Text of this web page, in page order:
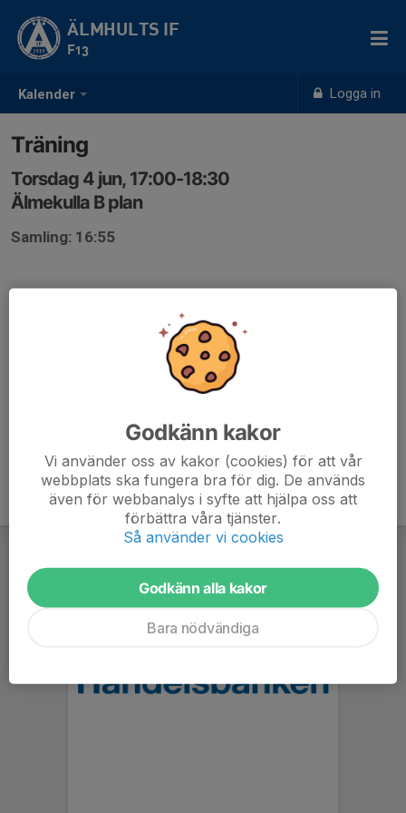
Kalender Logga in
ÄLMHULTS IF
F13
Träning
Torsdag 4 jun, 17:00-18:30
Älmekulla B plan
Samling: 16:55
Godkänn kakor
Vi använder oss av kakor (cookies) för att vår
webbplats ska fungera bra för dig. De används
även för webbanalys i syfte att hjälpa oss att
förbättra våra tjänster.
Så använder vi cookies
Godkänn alla kakor
Bara nödvändiga